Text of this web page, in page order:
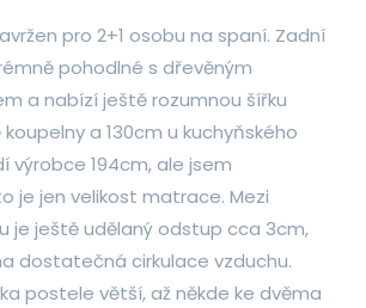
pro 2+1 osobu na spaní. Zadní
pohodlné s dřevěným
a nabízí ještě rozumnou šířku
a 130cm u kuchyňského
výrobce 194cm, ale jsem
je jen velikost matrace. Mezi
je ještě udělaný odstup cca 3cm,
dostatečná cirkulace vzduchu.
postele větší, až někde ke dvěma